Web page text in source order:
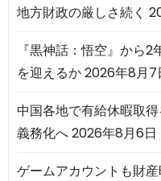
地方財政の厳しさ続く
『黒神話：悟空』から
を迎えるか2026年8月7
中国各地で有給休暇取
義務化へ2026年8月6日
ゲームアカウントも財